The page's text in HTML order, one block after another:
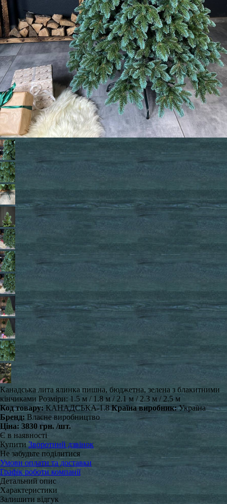
Канадська лита ялинка пишна, бюджетна, зелена з блакитними
кінчиками Розміри: 1.5 м / 1.8 м / 2.1 м / 2.3 м / 2.5 м
Код товару: КАНАДСЬКА-1.8 Країна виробник:Україна
Бренд: Власне виробництво
Ціна: 3830 грн. /шт.
Є в наявності
Купити Зворотний дзвінок
Не забудьте поділитися
Умови оплати та доставки
Графік роботи компанії
Детальний опис
Характеристики
Залишити відгук